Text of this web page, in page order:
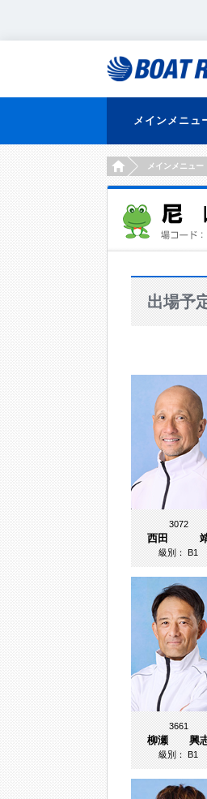
メインメニュ
HOMEメインメニュー
出場予
3072
西田
級別：B1
3661
柳瀬 興
級別：B1